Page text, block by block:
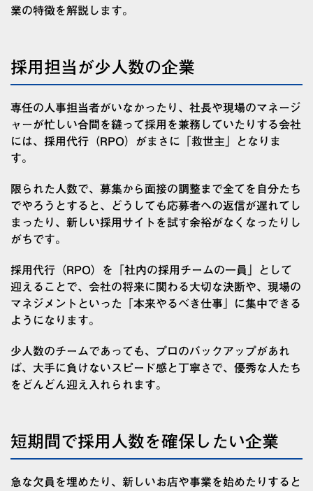
業の特徴を解説します。
採用担当が少人数の企業
専任の人事担当者がいなかったり、社長や現場のマネージ
ャーが忙しい合間を縫って採用を兼務していたりする会社
には、採用代行（RPO）がまさに「救世主」となりま
す。
限られた人数で、募集から面接の調整まで全てを自分たち
でやろうとすると、どうしても応募者への返信が遅れてし
まったり、新しい採用サイトを試す余裕がなくなったりし
がちです。
採用代行（RPO）を「社内の採用チームの一員」として
迎えることで、会社の将来に関わる大切な決断や、現場の
マネジメントといった「本来やるべき仕事」に集中できる
ようになります。
少人数のチームであっても、プロのバックアップがあれ
ば、大手に負けないスピード感と丁寧さで、優秀な人たち
をどんどん迎え入れられます。
短期間で採用人数を確保したい企業
急な欠員を埋めたり、新しいお店や事業を始めたりすると